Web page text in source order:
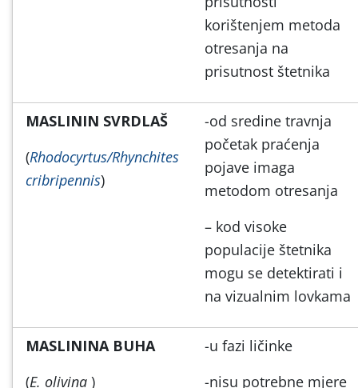
korištenjem metoda
otresanja na
prisutnost štetnika
MASLININ SVRDLAŠ
(Rhodocyrtus/Rhynchites
cribripennis)
-od sredine travnja
početak praćenja
pojave imaga
metodom otresanja
– kod visoke
populacije štetnika
mogu se detektirati i
na vizualnim lovkama
MASLININA BUHA
(E. olivina )
-u fazi ličinke
-nisu potrebne mjere